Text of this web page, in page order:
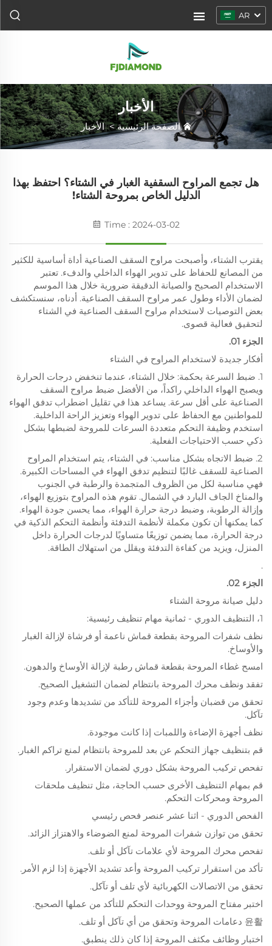
AR
الأخبار
الصفحة الرئيسية>الأخبار
هل تجمع المراوح السقفية الغبار في الشتاء؟ احتفظ بهذا
الدليل الخاص بمروحة الشتاء!
Time : 2024-03-02
يقترب الشتاء، وأصبحت مراوح السقف الصناعية أداة أساسية للكثير
من المصانع للحفاظ على تدوير الهواء الداخلي والدفء. تعتبر
الاستخدام الصحيح والصيانة الدقيقة ضرورية خلال هذا الموسم
لضمان الأداء وطول عمر مراوح السقف الصناعية. أدناه، سنستكشف
بعض التوصيات لاستخدام مراوح السقف الصناعية في الشتاء
لتحقيق فعالية قصوى.
الجزء 01.
أفكار جديدة لاستخدام المراوح في الشتاء
1. ضبط السرعة بحكمة: خلال الشتاء، عندما تنخفض درجات الحرارة
ويصبح الهواء الداخلي راكداً، من الأفضل ضبط مراوح السقف
الصناعية على أقل سرعة. يساعد هذا في تقليل اضطراب تدفق الهواء
للمواطنين مع الحفاظ على تدوير الهواء وتعزيز الراحة الداخلية.
استخدم وظيفة التحكم متعددة السرعات للمروحة لضبطها بشكل
ذكي حسب الاحتياجات الفعلية.
2. ضبط الاتجاه بشكل مناسب: في الشتاء، يتم استخدام المراوح
الصناعية للسقف غالبًا لتنظيم تدفق الهواء في المساحات الكبيرة.
فهي مناسبة لكل من الظروف المتجمدة والرطبة في الجنوب
والمناخ الجاف البارد في الشمال. تقوم هذه المراوح بتوزيع الهواء،
وإزالة الرطوبة، وضبط درجة حرارة الهواء، مما يحسن جودة الهواء.
كما يمكنها أن تكون مكملة لأنظمة التدفئة وأنظمة التحكم الذكية في
درجة الحرارة، مما يضمن توزيعًا متساويًا لدرجات الحرارة داخل
المنزل، ويزيد من كفاءة التدفئة ويقلل من استهلاك الطاقة.
.
الجزء 02.
دليل صيانة مروحة الشتاء
1، التنظيف الدوري - ثمانية مهام تنظيف رئيسية:
نظف شفرات المروحة بقطعة قماش ناعمة أو فرشاة لإزالة الغبار
والأوساخ.
امسح غطاء المروحة بقطعة قماش رطبة لإزالة الأوساخ والدهون.
تفقد ونظف محرك المروحة بانتظام لضمان التشغيل الصحيح.
تحقق من قضبان وأجزاء المروحة للتأكد من تشديدها وعدم وجود
تآكل.
نظف أجهزة الإضاءة واللمبات إذا كانت موجودة.
قم بتنظيف جهاز التحكم عن بعد للمروحة بانتظام لمنع تراكم الغبار.
تفحص تركيب المروحة بشكل دوري لضمان الاستقرار.
قم بمهام التنظيف الأخرى حسب الحاجة، مثل تنظيف ملحقات
المروحة ومحركات التحكم.
الفحص الدوري - اثنا عشر عنصر فحص رئيسي
تحقق من توازن شفرات المروحة لمنع الضوضاء والاهتزاز الزائد.
تفحص محرك المروحة لأي علامات تآكل أو تلف.
تأكد من استقرار تركيب المروحة وأعد تشديد الأجهزة إذا لزم الأمر.
تحقق من الاتصالات الكهربائية لأي تلف أو تآكل.
اختبر مفتاح المروحة ووحدات التحكم للتأكد من عملها الصحيح.
윤활 دعامات المروحة وتحقق من أي تآكل أو تلف.
اختبار وظائف مكثف المروحة إذا كان ذلك ينطبق.